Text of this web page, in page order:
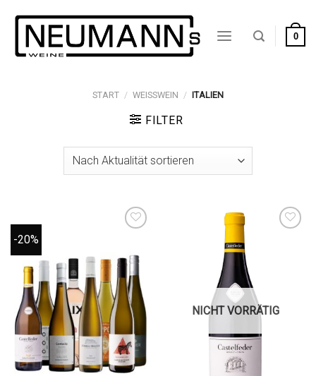
Inhalt
springen
0
START / WEISSWEIN / ITALIEN
FILTER
-20%
NICHT VORRÄTIG